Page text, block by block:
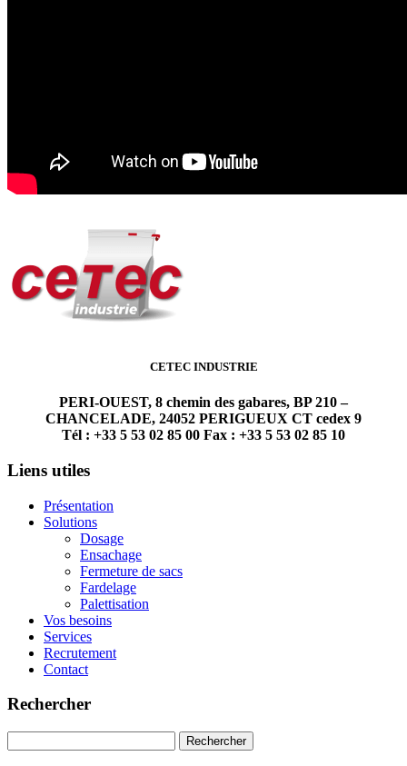
CETEC INDUSTRIE
PERI-OUEST, 8 chemin des gabares, BP 210 –
CHANCELADE, 24052 PERIGUEUX CT cedex 9
Tél : +33 5 53 02 85 00 Fax : +33 5 53 02 85 10
Liens utiles
Présentation
Solutions
Dosage
Ensachage
Fermeture de sacs
Fardelage
Palettisation
Vos besoins
Services
Recrutement
Contact
Rechercher